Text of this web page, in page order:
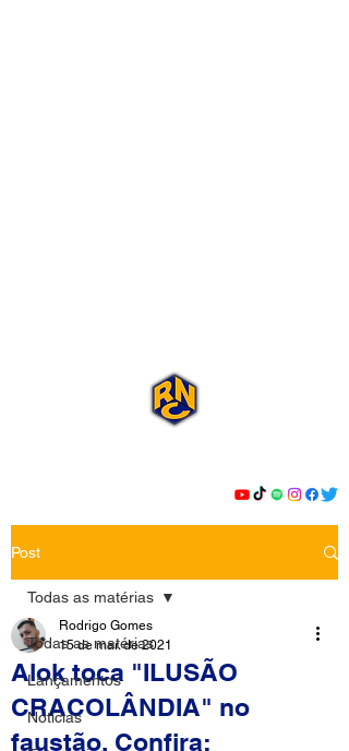
Post
Todas as matérias
Lançamentos
Notícias
Todas as matérias
Alok toca "ILUSÃO
CRACOLÂNDIA" no
faustão. Confira:
Rodrigo Gomes
15 de mar. de 2021